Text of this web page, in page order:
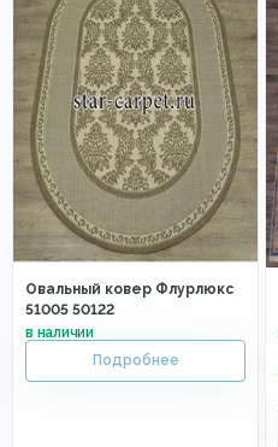
Овальный ковер Флурлюкс
51005 50122